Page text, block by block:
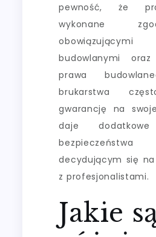
pewność, że
wykonane
budowlanymi oraz
prawa
brukarstwa
gwarancję na
daje
decydującym się na
z profesjonalistami.
Jakie